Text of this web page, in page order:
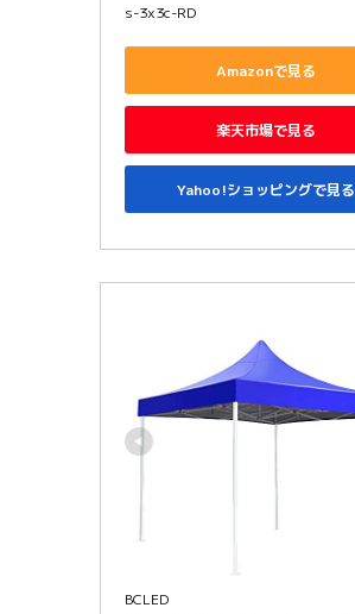
s-3x3c-RD
Amazonで見る
楽天市場で見る
Yahoo!ショッピングで見る
BCLED